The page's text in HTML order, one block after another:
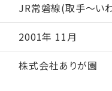
JR常磐線(取手～い
2001年 11月
株式会社ありが園